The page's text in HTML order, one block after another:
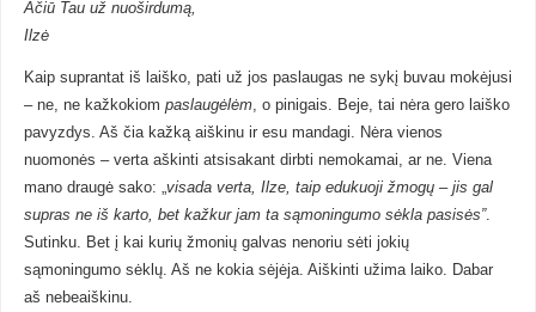
Ačiū Tau už nuoširdumą,
Ilzė
Kaip suprantat iš laiško, pati už jos paslaugas ne sykį buvau mokėjusi
– ne, ne kažkokiom paslaugėlėm, o pinigais. Beje, tai nėra gero laiško
pavyzdys. Aš čia kažką aiškinu ir esu mandagi. Nėra vienos
nuomonės – verta aškinti atsisakant dirbti nemokamai, ar ne. Viena
mano draugė sako: „visada verta, Ilze, taip edukuoji žmogų – jis gal
supras ne iš karto, bet kažkur jam ta sąmoningumo sėkla pasisės”.
Sutinku. Bet į kai kurių žmonių galvas nenoriu sėti jokių
sąmoningumo sėklų. Aš ne kokia sėjėja. Aiškinti užima laiko. Dabar
aš nebeaiškinu.